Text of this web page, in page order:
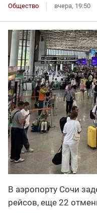
Общество вчера, 19:50
В аэропорту Сочи
рейсов, еще 22